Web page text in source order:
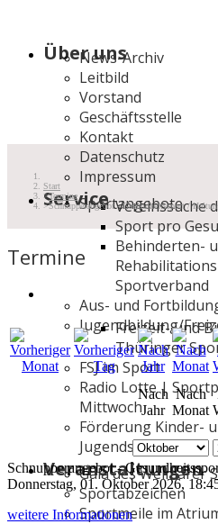
Über uns
News-Archiv
Leitbild
Vorstand
Geschäftsstelle
Kontakt
Datenschutz
Impressum
ServiceSportangebote
Vereinssuche
Sport pro
Behinderten-
Sportverband
Aus- und
Jugendbildung/
Freizeit- und
Thüringer
FSJ im Sport
Radio Lotte |
Mittwoch
Förderung Kinder-
Jugendsport
Veranstaltungen
Gala des Weimarer
Sportabzeichen
Sportmeile im
Start
Termine
Schnupperangebot - Gesundheitssport /
Termine
Nach
Jahr
Nach
Monat
Schnupperangebot -
Donnerstag, 01. Oktober 2026,
weitere Informationen